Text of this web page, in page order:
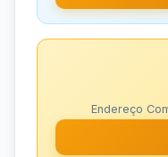
Endereço